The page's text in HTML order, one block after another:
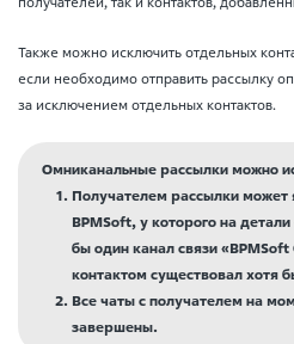
Также можно исключить отдельных
если необходимо отправить рассылку
за исключением отдельных контактов.
Омниканальные рассылки можно
Получателем рассылки может
BPMSoft, у которого на
бы один канал связи
контактом существовал хотя
Все чаты с получателем на
завершены.